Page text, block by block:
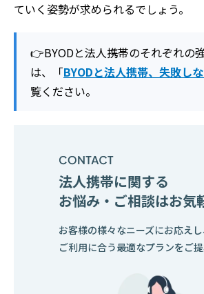
ていく姿勢が求められるでしょう。
👉BYODと法人携帯のそれぞれの
は、「BYODと法人携帯、失敗し
覧ください。
法人携帯に関する
お悩み・ご相談はお気
お客様の様々なニーズにお応えし
ご利用に合う最適なプランをご提